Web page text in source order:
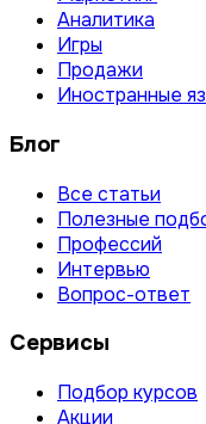
Аналитика
Игры
Продажи
Иностранные
Блог
Все статьи
Полезные
Профессий
Интервью
Вопрос-ответ
Сервисы
Подбор курсов
Акции